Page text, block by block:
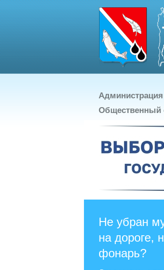
Администрация
Общественный
Не убран
на дороге,
фонарь?